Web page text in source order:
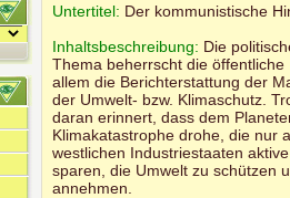
Untertitel: Der kommunistische
Inhaltsbeschreibung: Die
Thema beherrscht die
allem die Berichterstattung der
der Umwelt- bzw. Klimaschutz.
daran erinnert, dass dem
Klimakatastrophe drohe, die nur
westlichen Industriestaaten
sparen, die Umwelt zu schützen
annehmen.